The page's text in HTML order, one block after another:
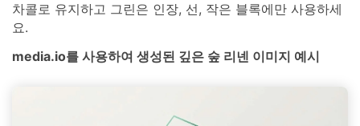
차콜로 유지하고 그린은 인장, 선, 작은 블록에만 사용하세
요.
media.io를 사용하여 생성된 깊은 숲 리넨 이미지 예시